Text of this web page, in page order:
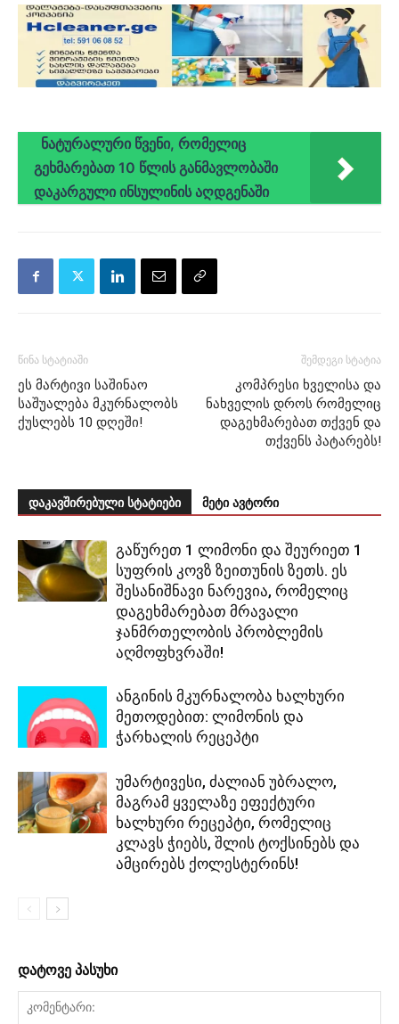
ნატურალური წვენი, რომელიც
გეხმარებათ 10 წლის განმავლობაში
დაკარგული ინსულინის აღდგენაში
წინა სტატიაში
ეს მარტივი საშინაო
საშუალება მკურნალობს
ქუსლებს 10 დღეში!
შემდეგი სტატია
კომპრესი ხველისა და
ნახველის დროს რომელიც
დაგეხმარებათ თქვენ და
თქვენს პატარებს!
დაკავშირებული სტატიები მეტი ავტორი
გაწურეთ 1 ლიმონი და შეურიეთ 1
სუფრის კოვზ ზეითუნის ზეთს. ეს
შესანიშნავი ნარევია, რომელიც
დაგეხმარებათ მრავალი
ჯანმრთელობის პრობლემის
აღმოფხვრაში!
ანგინის მკურნალობა ხალხური
მეთოდებით: ლიმონის და
ჭარხალის რეცეპტი
უმარტივესი, ძალიან უბრალო,
მაგრამ ყველაზე ეფექტური
ხალხური რეცეპტი, რომელიც
კლავს ჭიებს, შლის ტოქსინებს და
ამცირებს ქოლესტერინს!
დატოვე პასუხი